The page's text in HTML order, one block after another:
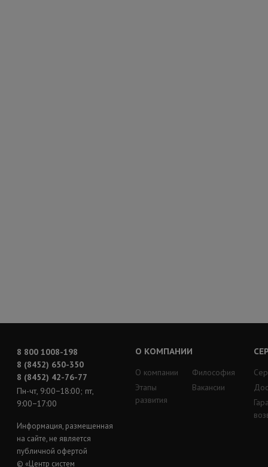
8 800 1008-198
8 (8452) 650-350
8 (8452) 42-76-77
Пн-чт, 9:00−18:00; пт,
9:00−17:00
Информация, размещенная
на сайте, не является
публичной офертой
© «Центр систем
О КОМПАНИИ
О компании
Этапы
развития
Философия
Вакансии